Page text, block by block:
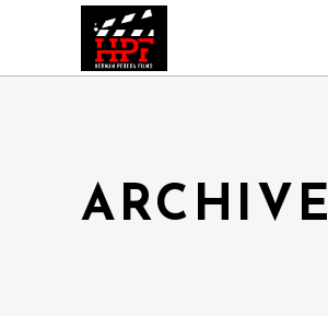
ARCHIVE